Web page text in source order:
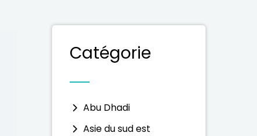
Catégorie
Abu Dhadi
Asie du sud est